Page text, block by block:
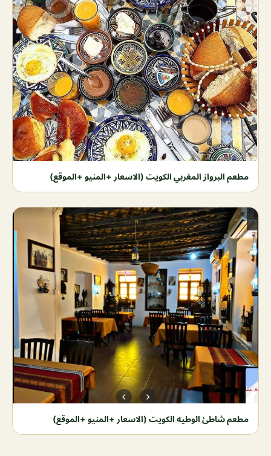
مطعم البرواز المغربي الكويت (الاسعار +المنيو +الموقع)
مطعم شاطئ الوطيه الكويت (الاسعار +المنيو +الموقع)